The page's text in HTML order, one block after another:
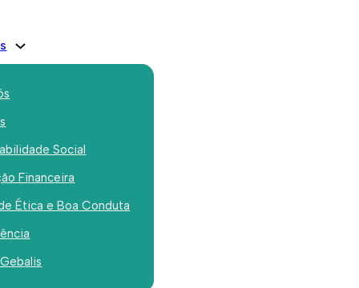
Social
Financeira
Ética e Boa Conduta
e